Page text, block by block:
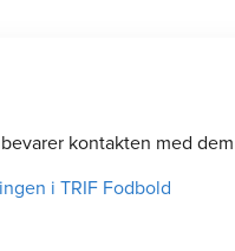
kontakten med dem
i TRIF Fodbold